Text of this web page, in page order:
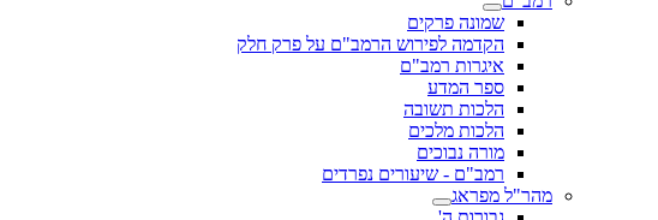
שמונה פרקים
הקדמה לפירוש הרמב"ם על פרק חלק
איגרות רמב"ם
ספר המדע
הלכות תשובה
הלכות מלכים
מורה נבוכים
רמב"ם - שיעורים נפרדים
מהר"ל מפראג